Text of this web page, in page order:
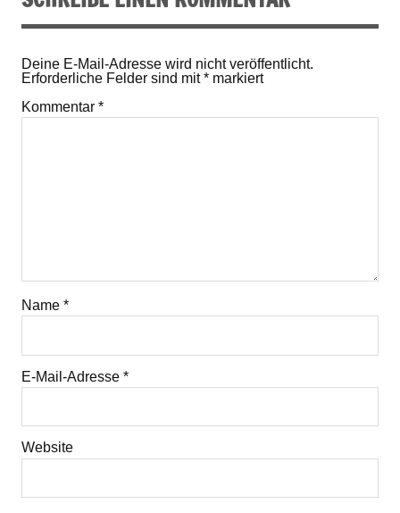
Deine E-Mail-Adresse wird nicht veröffentlicht.
Erforderliche Felder sind mit* markiert
Kommentar *
Name *
E-Mail-Adresse *
Website